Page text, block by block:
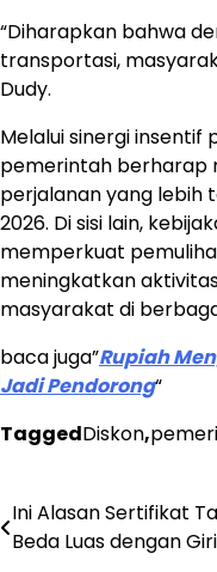
“Diharapkan bahwa
transportasi,
Dudy.
Melalui sinergi
pemerintah berharap
perjalanan yang lebih
2026. Di sisi lain,
memperkuat
meningkatkan
masyarakat di
baca juga”Rupiah
Jadi Pendorong“
TaggedDiskon,
Post
navigation
Ini Alasan Sertifikat
Beda Luas dengan